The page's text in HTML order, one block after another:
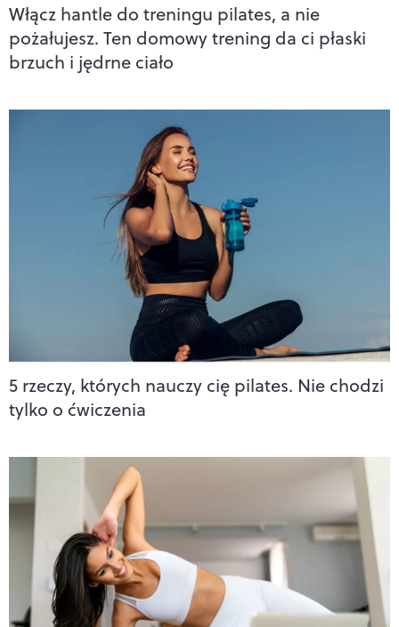
Włącz hantle do treningu pilates, a nie
pożałujesz. Ten domowy trening da ci płaski
brzuch i jędrne ciało
5 rzeczy, których nauczy cię pilates. Nie chodzi
tylko o ćwiczenia